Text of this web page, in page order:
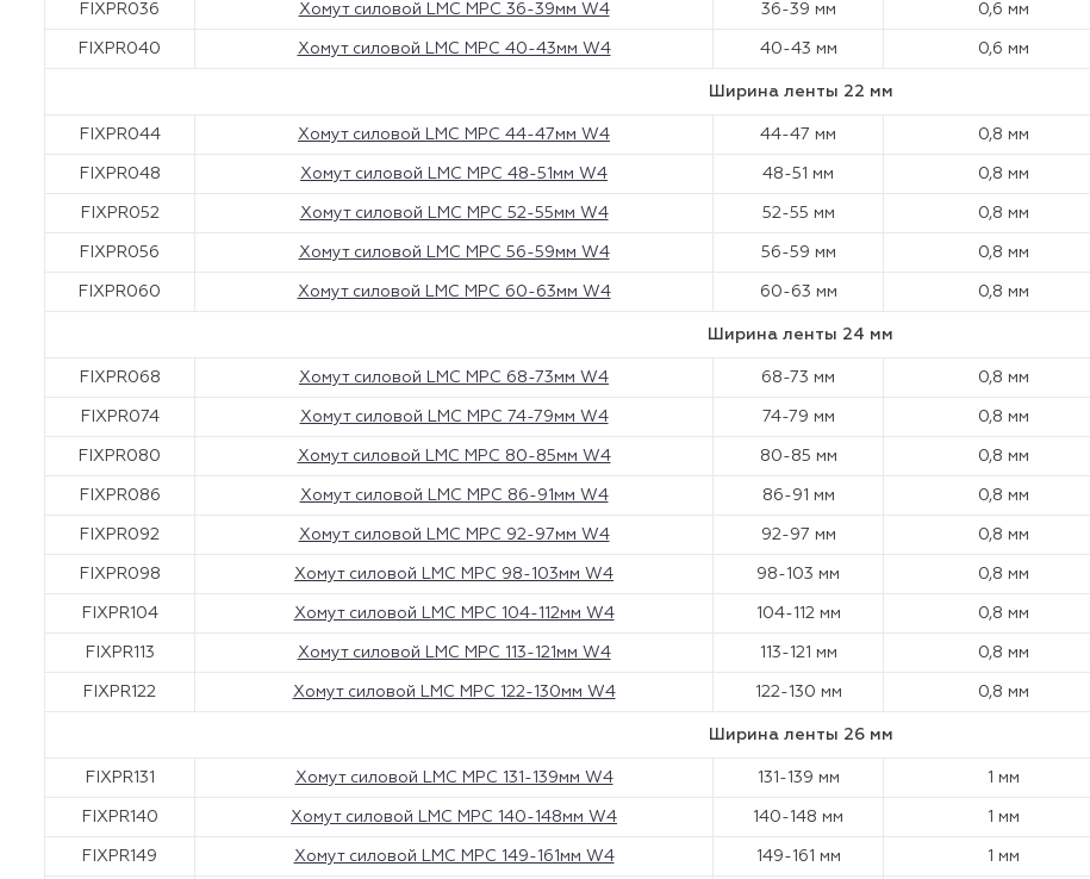
FIXPR036 Хомут силовой LMC MPC 36-39мм W4 36-39 мм 0,6 мм
FIXPR040 Хомут силовой LMC MPC 40-43мм W4 40-43 мм 0,6 мм
Ширина ленты 22 мм
FIXPR044 Хомут силовой LMC MPC 44-47мм W4 44-47 мм 0,8 мм
FIXPR048 Хомут силовой LMC MPC 48-51мм W4 48-51 мм 0,8 мм
FIXPR052 Хомут силовой LMC MPC 52-55мм W4 52-55 мм 0,8 мм
FIXPR056 Хомут силовой LMC MPC 56-59мм W4 56-59 мм 0,8 мм
FIXPR060 Хомут силовой LMC MPC 60-63мм W4 60-63 мм 0,8 мм
Ширина ленты 24 мм
FIXPR068 Хомут силовой LMC MPC 68-73мм W4 68-73 мм 0,8 мм
FIXPR074 Хомут силовой LMC MPC 74-79мм W4 74-79 мм 0,8 мм
FIXPR080 Хомут силовой LMC MPC 80-85мм W4 80-85 мм 0,8 мм
FIXPR086 Хомут силовой LMC MPC 86-91мм W4 86-91 мм 0,8 мм
FIXPR092 Хомут силовой LMC MPC 92-97мм W4 92-97 мм 0,8 мм
FIXPR098 Хомут силовой LMC MPC 98-103мм W4 98-103 мм 0,8 мм
FIXPR104 Хомут силовой LMC MPC 104-112мм W4 104-112 мм 0,8 мм
FIXPR113 Хомут силовой LMC MPC 113-121мм W4 113-121 мм 0,8 мм
FIXPR122 Хомут силовой LMC MPC 122-130мм W4 122-130 мм 0,8 мм
Ширина ленты 26 мм
FIXPR131 Хомут силовой LMC MPC 131-139мм W4 131-139 мм 1 мм
FIXPR140 Хомут силовой LMC MPC 140-148мм W4 140-148 мм 1 мм
FIXPR149 Хомут силовой LMC MPC 149-161мм W4 149-161 мм 1 мм